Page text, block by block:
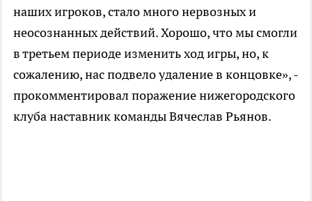
наших игроков, стало много нервозных и
неосознанных действий. Хорошо, что мы смогли
в третьем периоде изменить ход игры, но, к
сожалению, нас подвело удаление в концовке», -
прокомментировал поражение нижегородского
клуба наставник команды Вячеслав Рьянов.